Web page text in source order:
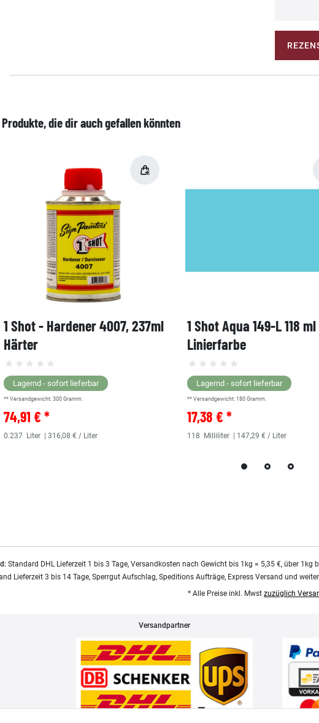
Produkte, die dir auch gefallen könnten
1 Shot - Hardener 4007, 237ml
Härter
Lagernd - sofort lieferbar
** Versandgewicht: 300 Gramm.
74,91 € *
0.237 Liter | 316,08 € / Liter
1 Shot Aqua 149-L 118 ml
Linierfarbe
Lagernd - sofort lieferbar
** Versandgewicht: 180 Gramm.
17,38 € *
118 Milliliter | 147,29 € / Liter
Standard DHL Lieferzeit 1 bis 3 Tage, Versandkosten nach Gewicht bis 1kg = 5,35 €, über
Lieferzeit 3 bis 14 Tage, Sperrgut Aufschlag, Speditions Aufträge, Express Versand und
* Alle Preise inkl. Mwst zuzüglich
Versandpartner